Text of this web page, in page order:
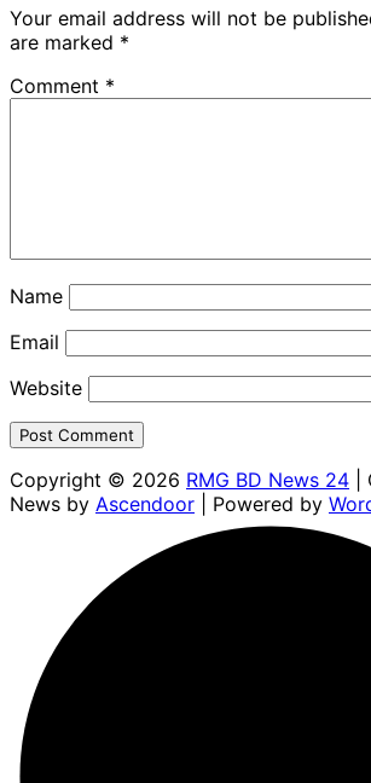
Your email address will not be
are marked *
Comment *
Name
Email
Website
Copyright © 2026 RMG BD News 24 |
News by Ascendoor | Powered by